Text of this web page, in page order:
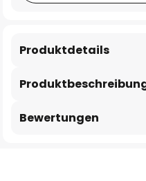
Produktdetails
Bewertungen